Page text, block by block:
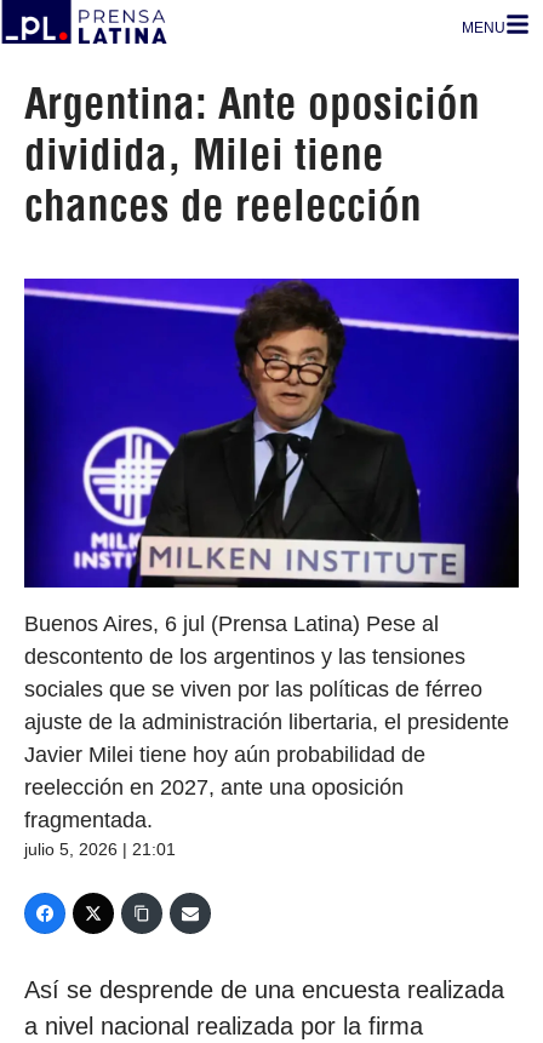
MENU
Argentina: Ante oposición
dividida, Milei tiene
chances de reelección
Buenos Aires, 6 jul (Prensa Latina) Pese al
descontento de los argentinos y las tensiones
sociales que se viven por las políticas de férreo
ajuste de la administración libertaria, el presidente
Javier Milei tiene hoy aún probabilidad de
reelección en 2027, ante una oposición
fragmentada.
julio 5, 2026 | 21:01
Así se desprende de una encuesta realizada
a nivel nacional realizada por la firma